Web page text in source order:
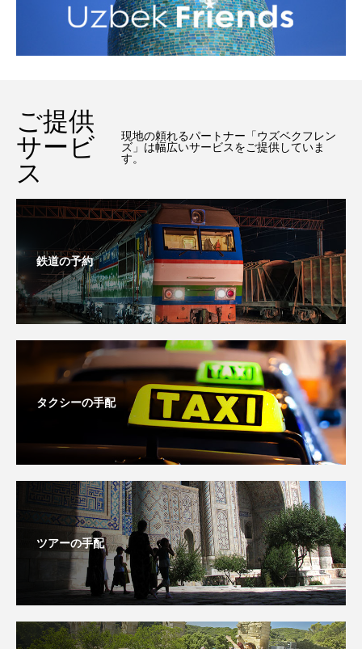
ご提供
サービ
ス
現地の頼れるパートナー「ウズベクフレン
ズ」は幅広いサービスをご提供していま
す。
鉄道の予約
タクシーの手配
ツアーの手配